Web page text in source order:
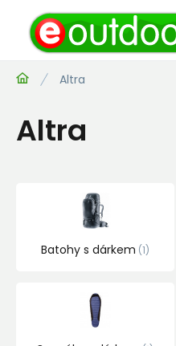
Altra
Altra
Batohy s dárkem 1